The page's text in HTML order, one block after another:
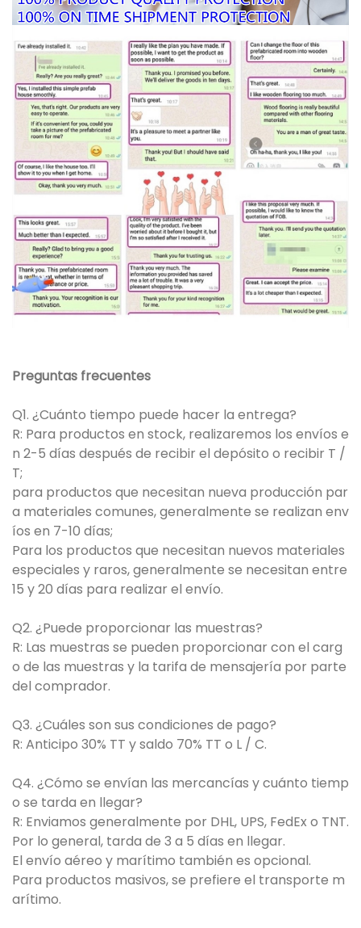
Preguntas frecuentes
Q1. ¿Cuánto tiempo puede hacer la entrega?
R: Para productos en stock, realizaremos los envíos e
n 2-5 días después de recibir el depósito o recibir T /
T;
para productos que necesitan nueva producción par
a materiales comunes, generalmente se realizan env
íos en 7-10 días;
Para los productos que necesitan nuevos materiales
especiales y raros, generalmente se necesitan entre
15 y 20 días para realizar el envío.
Q2. ¿Puede proporcionar las muestras?
R: Las muestras se pueden proporcionar con el carg
o de las muestras y la tarifa de mensajería por parte
del comprador.
Q3. ¿Cuáles son sus condiciones de pago?
R: Anticipo 30% TT y saldo 70% TT o L / C.
Q4. ¿Cómo se envían las mercancías y cuánto tiemp
o se tarda en llegar?
R: Enviamos generalmente por DHL, UPS, FedEx o TNT.
Por lo general, tarda de 3 a 5 días en llegar.
El envío aéreo y marítimo también es opcional.
Para productos masivos, se prefiere el transporte m
arítimo.